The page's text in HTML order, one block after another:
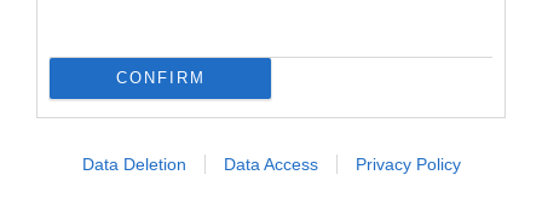
CONFIRM
Data Deletion Data Access Privacy Policy
PRONEWS.GR /ΓΥΝΑΙΚΑ
Καίτη Φίνου: «Μάλλον ο Θεός με